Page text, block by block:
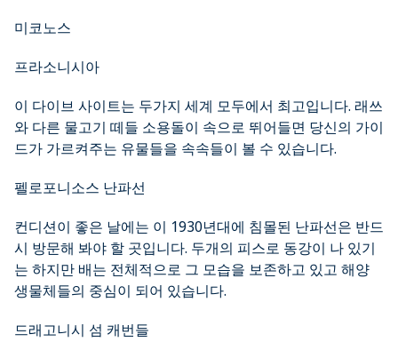
미코노스
프라소니시아
이 다이브 사이트는 두가지 세계 모두에서 최고입니다. 래쓰
와 다른 물고기 떼들 소용돌이 속으로 뛰어들면 당신의 가이
드가 가르켜주는 유물들을 속속들이 볼 수 있습니다.
펠로포니소스 난파선
컨디션이 좋은 날에는 이 1930년대에 침몰된 난파선은 반드
시 방문해 봐야 할 곳입니다. 두개의 피스로 동강이 나 있기
는 하지만 배는 전체적으로 그 모습을 보존하고 있고 해양
생물체들의 중심이 되어 있습니다.
드래고니시 섬 캐번들